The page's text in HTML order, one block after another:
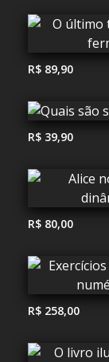
R$ 89,90
R$ 39,90
R$ 80,00
R$ 258,00